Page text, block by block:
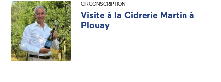
CIRCONSCRIPTION
Visite à la Cidrerie Martin à
Plouay